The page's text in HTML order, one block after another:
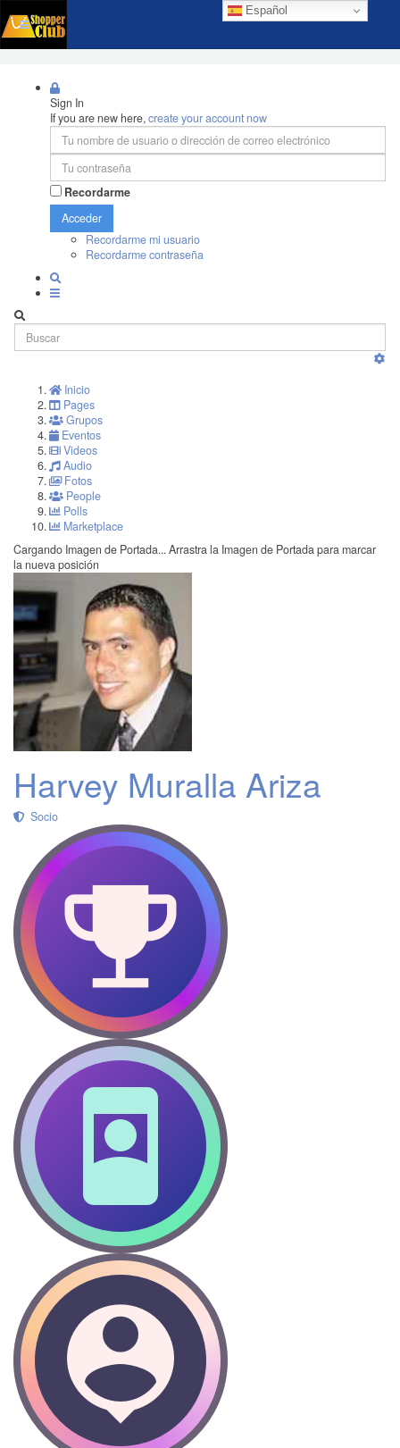
Español
Sign In
If you are new here,create your account now
Recordarme
Acceder
Recordarme mi usuario
Recordarme contraseña
Inicio
Pages
Grupos
Eventos
Videos
Audio
Fotos
People
Polls
Marketplace
Cargando Imagen de Portada... Arrastra la Imagen de Portada para marcar
la nueva posición
Harvey Muralla Ariza
Socio